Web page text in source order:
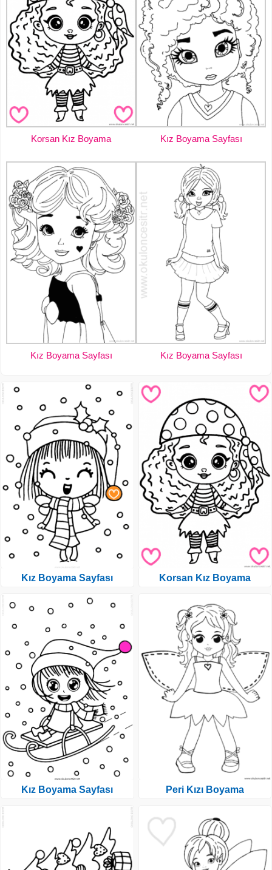
Korsan Kız Boyama Kız Boyama Sayfası
Kız Boyama Sayfası Kız Boyama Sayfası
Kız Boyama Sayfası
Kız Boyama Sayfası
Korsan Kız Boyama
Peri Kızı Boyama